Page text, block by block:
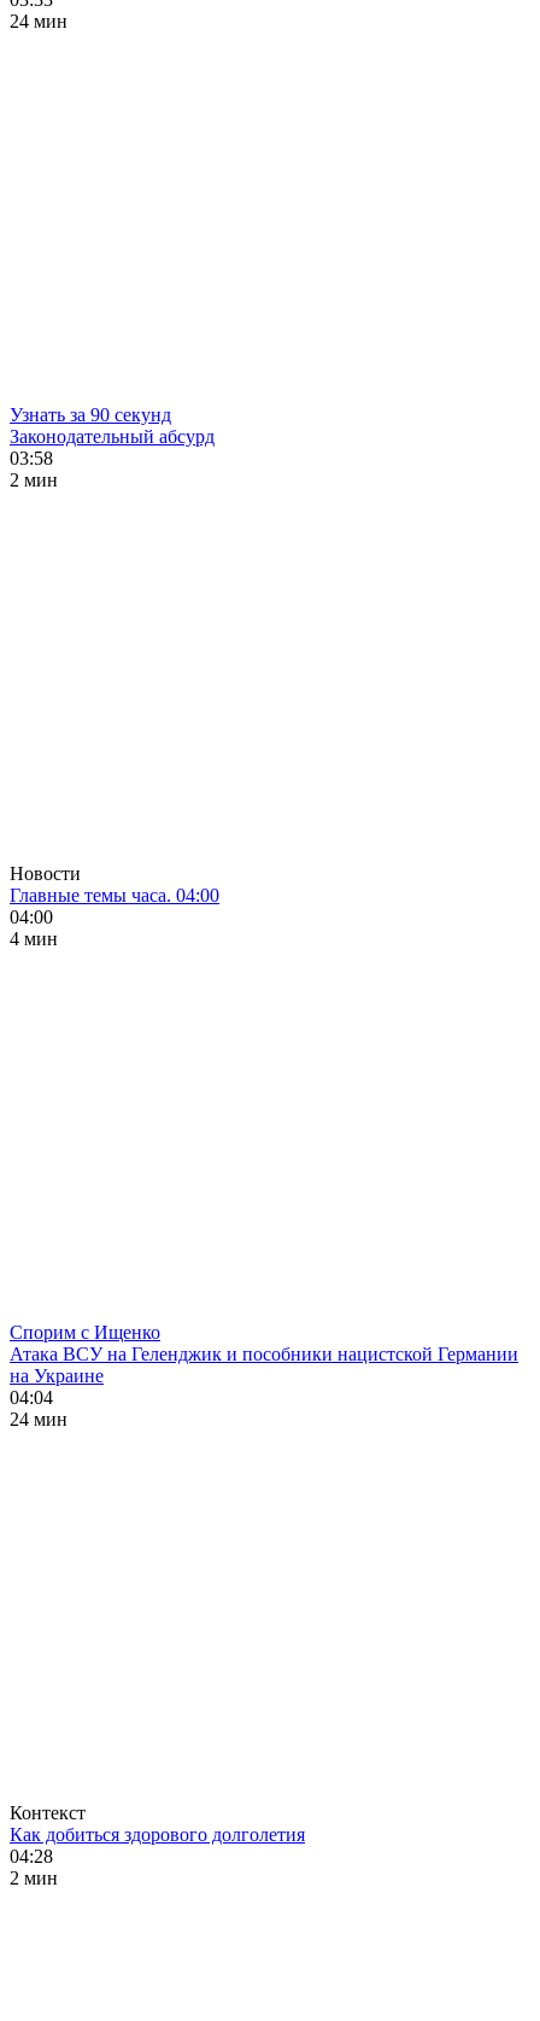
24 мин
Узнать за 90 секунд
Законодательный абсурд
03:58
2 мин
Новости
Главные темы часа. 04:00
04:00
4 мин
Спорим с Ищенко
Атака ВСУ на Геленджик и пособники нацистской Германии
на Украине
04:04
24 мин
Контекст
Как добиться здорового долголетия
04:28
2 мин